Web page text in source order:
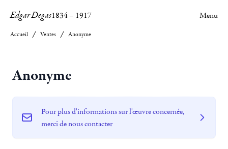
Edgar Degas1834– 1917 Menu
Accueil Ventes Anonyme
Anonyme
Pour plus d'informations sur l'œuvre concernée,
merci de nous contacter